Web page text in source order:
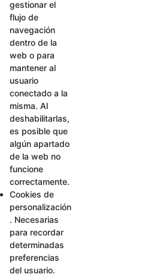
gestionar el
flujo de
navegación
dentro de la
web o para
mantener al
usuario
conectado a la
misma. Al
deshabilitarlas,
es posible que
algún apartado
de la web no
funcione
correctamente.
Cookies de
personalización
. Necesarias
para recordar
determinadas
preferencias
del usuario.